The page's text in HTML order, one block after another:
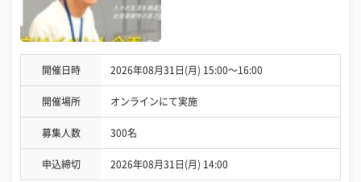
開催日時 2026年08月31日(月) 15:00〜16:00
開催場所 オンラインにて実施
募集人数 300名
申込締切 2026年08月31日(月) 14:00